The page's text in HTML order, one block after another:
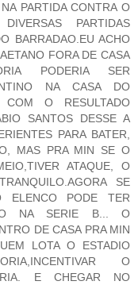
PARTIDA CONTRA O
PARTIDAS
BARRADAO.EU ACHO
FORA DE CASA
PODERIA SER
NA CASA DO
COM O RESULTADO
SANTOS DESSE A
PARA BATER,
MAS PRA MIN SE O
ATAQUE, O
SE
ELENCO PODE TER
NA SERIE B... O
DE CASA PRA MIN
LOTA O ESTADIO
O
E CHEGAR NO